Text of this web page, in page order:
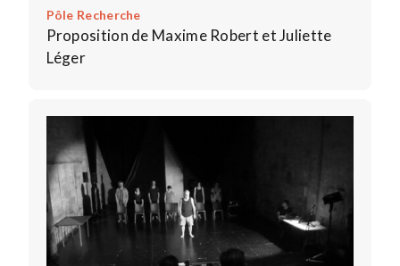
Pôle Recherche
Proposition de Maxime Robert et Juliette
Léger